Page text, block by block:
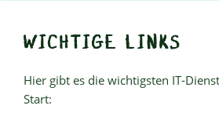
WICHTIGE LINKS
Hier gibt es die wichtigsten IT-
Start: